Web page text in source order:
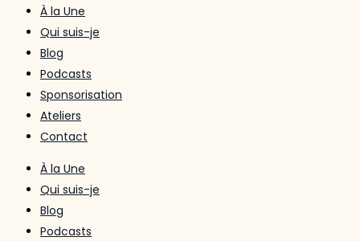
À la Une
Qui suis-je
Blog
Podcasts
Sponsorisation
Ateliers
Contact
À la Une
Qui suis-je
Blog
Podcasts